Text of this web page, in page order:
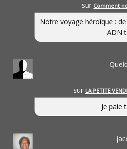
sur Comment
Notre voyage héroîque :
ADN
sur LA PETITE
Je paie